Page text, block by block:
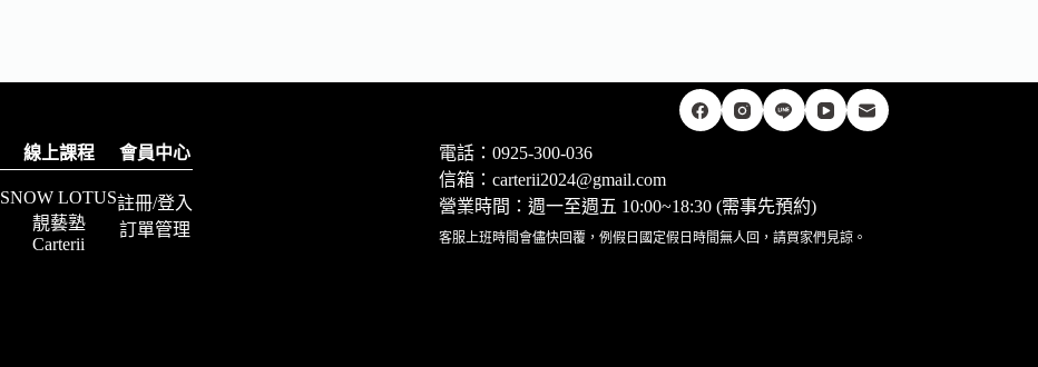
線上課程
SNOW LOTUS
靚藝塾
Carterii
會員中心
註冊/登入
訂單管理
電話：0925-300-036
信箱：carterii2024@gmail.com
營業時間：週一至週五 10:00~18:30 (需事先預約)
客服上班時間會儘快回覆，例假日國定假日時間無人回，請買家們見諒。